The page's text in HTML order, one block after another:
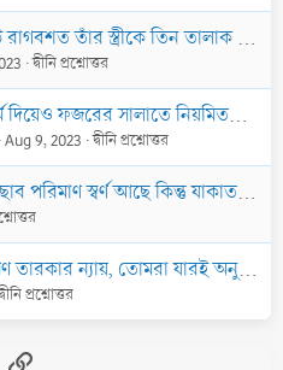
স্ত্রীকে তিন তালাক দেন, কিন্তু পরে সংসার করতে চান, তাহলে এটা কি সম্ভব?
দ্বীনি প্রশ্নোত্তর
উঠতে পারি না। পিতা-মাতাও আমার প্রতি ক্ষোভবশত আমাকে ডেকে দেন না। এত্থেকে পরিত্রাণের উপায় কি?
Aug 9, 2023 দ্বীনি প্রশ্নোত্তর
স্বর্ণ আছে কিন্তু যাকাত দেওয়ার নগদ অর্থ নেই?
তোমরা যারই অনুসরণ কর সঠিক পথ পাবে’। হাদীসটি কি সহীহ?
প্রশ্নোত্তর
Link